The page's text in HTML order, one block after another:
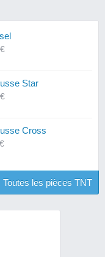
Star
Cross
Toutes les pièces TNT